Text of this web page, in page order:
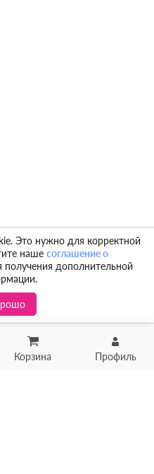
Корзина Профиль
Это нужно для корректной
наше соглашение о
дополнительной